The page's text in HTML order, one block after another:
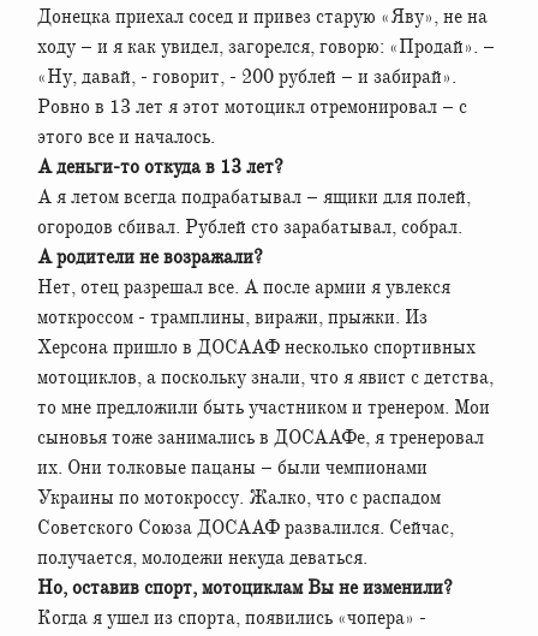
Донецка приехал сосед и привез старую «Яву», не на
ходу – и я как увидел, загорелся, говорю: «Продай». –
«Ну, давай, - говорит, - 200 рублей – и забирай».
Ровно в 13 лет я этот мотоцикл отремонировал – с
этого все и началось.
А деньги-то откуда в 13 лет?
А я летом всегда подрабатывал – ящики для полей,
огородов сбивал. Рублей сто зарабатывал, собрал.
А родители не возражали?
Нет, отец разрешал все. А после армии я увлекся
моткроссом - трамплины, виражи, прыжки. Из
Херсона пришло в ДОСААФ несколько спортивных
мотоциклов, а поскольку знали, что я явист с детства,
то мне предложили быть участником и тренером. Мои
сыновья тоже занимались в ДОСААФе, я тренеровал
их. Они толковые пацаны – были чемпионами
Украины по мотокроссу. Жалко, что с распадом
Советского Союза ДОСААФ развалился. Сейчас,
получается, молодежи некуда деваться.
Но, оставив спорт, мотоциклам Вы не изменили?
Когда я ушел из спорта, появились «чопера» -